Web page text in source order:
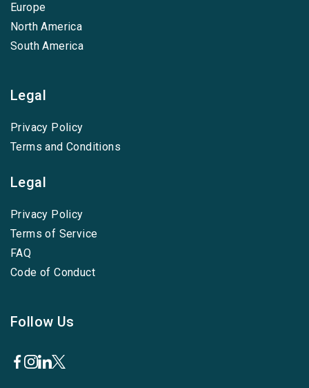
Europe
North America
South America
Legal
Privacy Policy
Terms and Conditions
Legal
Privacy Policy
Terms of Service
FAQ
Code of Conduct
Follow Us